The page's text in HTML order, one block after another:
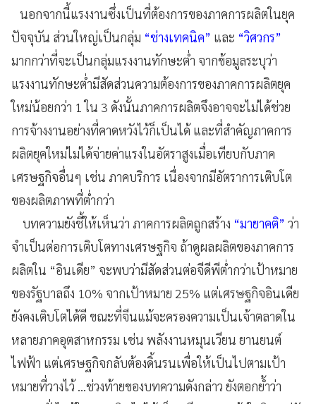
นอกจากนี้แรงงานซึ่งเป็นที่ต้องการของภาคการผลิตในยุค
ปัจจุบัน ส่วนใหญ่เป็นกลุ่ม “ช่างเทคนิค” และ “วิศวกร”
มากกว่าที่จะเป็นกลุ่มแรงงานทักษะต่ำ จากข้อมูลระบุว่า
แรงงานทักษะต่ำมีสัดส่วนความต้องการของภาคการผลิตยุค
ใหม่น้อยกว่า 1 ใน 3 ดังนั้นภาคการผลิตจึงอาจจะไม่ได้ช่วย
การจ้างงานอย่างที่คาดหวังไว้ก็เป็นได้ และที่สำคัญภาคการ
ผลิตยุคใหม่ไม่ได้จ่ายค่าแรงในอัตราสูงเมื่อเทียบกับภาค
เศรษฐกิจอื่นๆ เช่น ภาคบริการ เนื่องจากมีอัตราการเติบโต
ของผลิตภาพที่ต่ำกว่า
บทความยังชี้ให้เห็นว่า ภาคการผลิตถูกสร้าง “มายาคติ” ว่า
จำเป็นต่อการเติบโตทางเศรษฐกิจ ถ้าดูผลผลิตของภาคการ
ผลิตใน “อินเดีย” จะพบว่ามีสัดส่วนต่อจีดีพีต่ำกว่าเป้าหมาย
ของรัฐบาลถึง 10% จากเป้าหมาย 25% แต่เศรษฐกิจอินเดีย
ยังคงเติบโตได้ดี ขณะที่จีนแม้จะครองความเป็นเจ้าตลาดใน
หลายภาคอุตสาหกรรม เช่น พลังงานหมุนเวียน ยานยนต์
ไฟฟ้า แต่เศรษฐกิจกลับต้องดิ้นรนเพื่อให้เป็นไปตามเป้า
หมายที่วางไว้ ...ช่วงท้ายของบทความดังกล่าว ยังตอกย้ำว่า